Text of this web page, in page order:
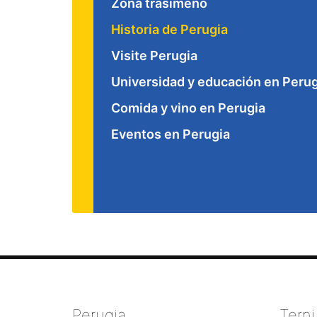
Historia de Perugia
Visite Perugia
Universidad y educación en
Comida y vino en Perugia
Eventos en Perugia